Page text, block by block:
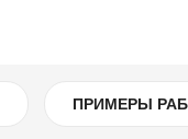
ПРИМЕРЫ